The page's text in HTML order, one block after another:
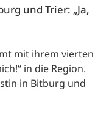
und Trier: „Ja,
mit ihrem vierten
in die Region.
in Bitburg und